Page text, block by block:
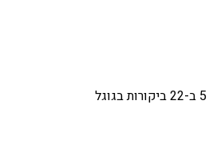
22ביקורות בגוגל